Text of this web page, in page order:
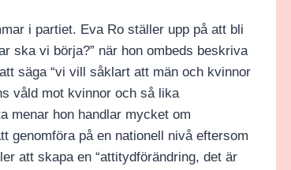
i partiet. Eva Ro ställer upp på att bli
ska vi börja?” när hon ombeds beskriva
säga “vi vill såklart att män och kvinnor
våld mot kvinnor och så lika
menar hon handlar mycket om
genomföra på en nationell nivå eftersom
att skapa en “attitydförändring, det är